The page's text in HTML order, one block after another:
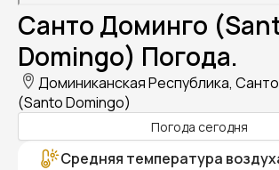
Санто Доминго
Domingo) Погода.
Доминиканская Республика,
(Santo Domingo)
Погода сегодня
Средняя температура